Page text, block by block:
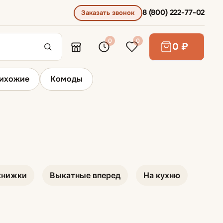
Заказать звонок 8 (800) 222-77-02
0 0 0 ₽
Диваны для ежедневного сна
Комоды
Выкатные вперед На кухню